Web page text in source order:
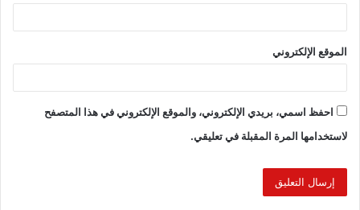
الموقع الإلكتروني
احفظ اسمي، بريدي الإلكتروني، والموقع الإلكتروني في هذا المتصفح
لاستخدامها المرة المقبلة في تعليقي.